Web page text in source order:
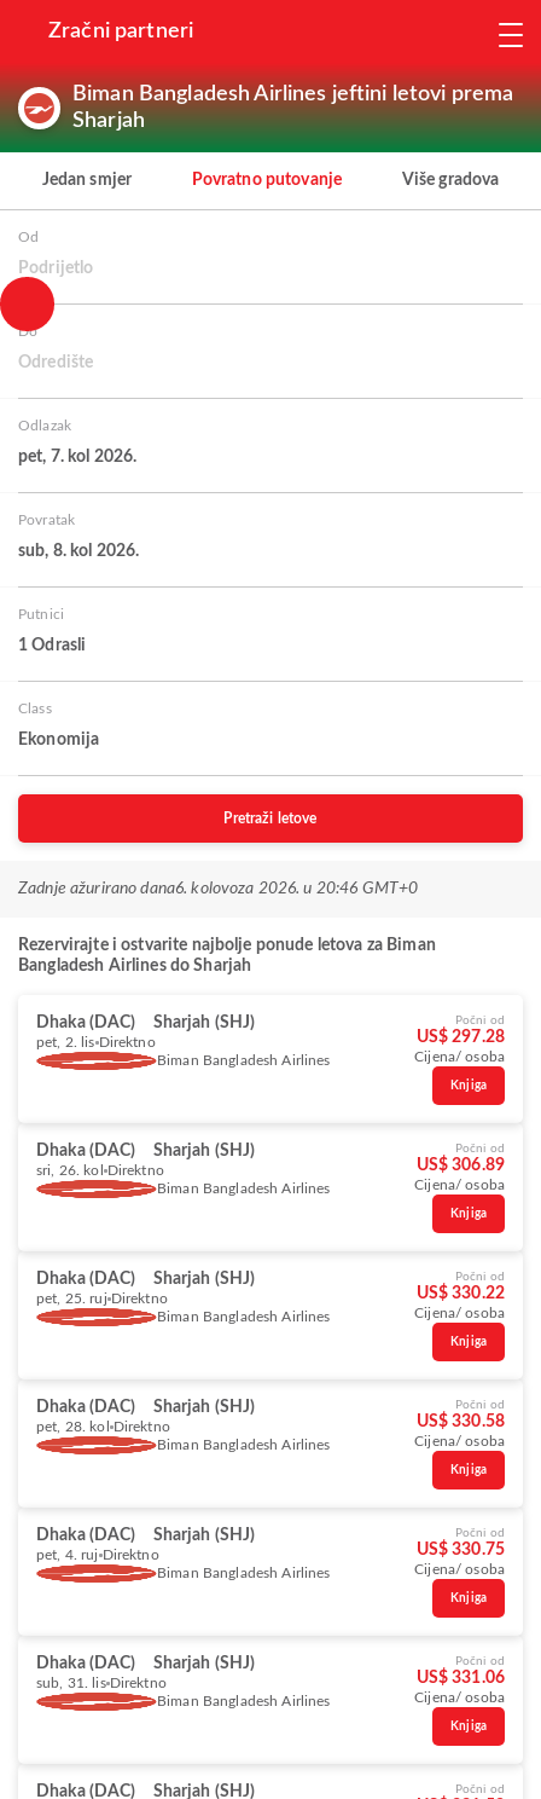
Zračni partneri
Biman Bangladesh Airlines jeftini letovi prema
Sharjah
Jedan smjer Povratno putovanje Više gradova
Od
Podrijetlo
Do
Odredište
Odlazak
pet, 7. kol 2026.
Povratak
sub, 8. kol 2026.
Putnici
1 Odrasli
Class
Ekonomija
Pretraži letove
Zadnje ažurirano dana6. kolovoza 2026. u 20:46 GMT+0
Rezervirajte i ostvarite najbolje ponude letova za Biman
Bangladesh Airlines do Sharjah
Dhaka (DAC) Sharjah (SHJ)
pet, 2. lis Direktno
Biman Bangladesh Airlines
Počni od
US$ 297.28
Cijena/ osoba
Knjiga
Dhaka (DAC) Sharjah (SHJ)
sri, 26. kol Direktno
Biman Bangladesh Airlines
Počni od
US$ 306.89
Cijena/ osoba
Knjiga
Dhaka (DAC) Sharjah (SHJ)
pet, 25. ruj Direktno
Biman Bangladesh Airlines
Počni od
US$ 330.22
Cijena/ osoba
Knjiga
Dhaka (DAC) Sharjah (SHJ)
pet, 28. kol Direktno
Biman Bangladesh Airlines
Počni od
US$ 330.58
Cijena/ osoba
Knjiga
Dhaka (DAC) Sharjah (SHJ)
pet, 4. ruj Direktno
Biman Bangladesh Airlines
Počni od
US$ 330.75
Cijena/ osoba
Knjiga
Dhaka (DAC) Sharjah (SHJ)
sub, 31. lis Direktno
Biman Bangladesh Airlines
Počni od
US$ 331.06
Cijena/ osoba
Knjiga
Dhaka (DAC) Sharjah (SHJ) Počni od